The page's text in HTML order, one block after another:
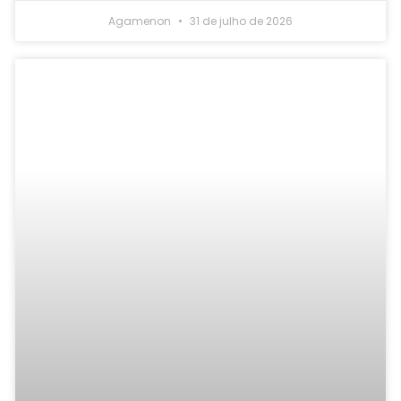
Agamenon 31 de julho de 2026